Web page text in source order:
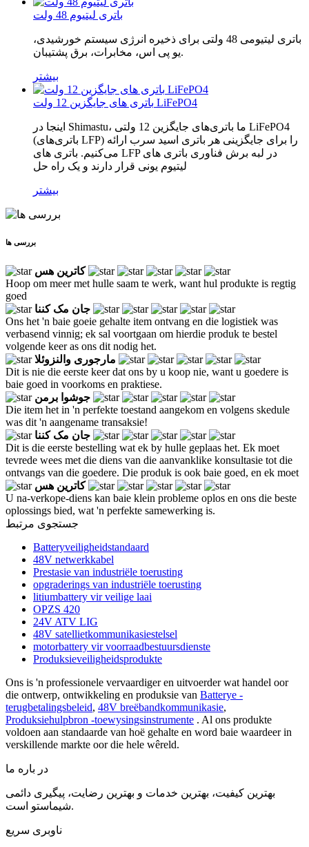
باتری لیتیوم 48 ولت
باتری لیتیومی 48 ولتی برای ذخیره انرژی سیستم خورشیدی،
یو پی اس، مخابرات، برق پشتیبان.
بیشتر
باتری های جایگزین 12 ولت LiFePO4
اینجا در Shimastu، ما باتری‌های جایگزین 12 ولتی LiFePO4
(باتری‌های LFP) را برای جایگزینی هر باتری اسید سرب ارائه
می‌کنیم. باتری های LFP در لبه برش فناوری باتری های
لیتیوم یونی قرار دارند و یک راه حل
بیشتر
بررسی ها
کاترین هس
Hoop om meer met hulle saam te werk, want hul produkte is regtig
goed
جان مک کننا
Ons het 'n baie goeie gehalte item ontvang en die logistiek was
verbasend vinnig; ek sal voortgaan om hierdie produk te bestel
volgende keer as ons dit nodig het.
مارجوری والنزوئلا
Dit is nie die eerste keer dat ons by u koop nie, want u goedere is
baie goed in voorkoms en praktiese.
جوشوا برمن
Die item het in 'n perfekte toestand aangekom en volgens skedule
was dit 'n aangename transaksie!
جان مک کننا
Dit is die eerste bestelling wat ek by hulle geplaas het. Ek moet
tevrede wees met die diens van die aanvanklike konsultasie tot die
ontvangs van die goedere. Die produk is ook baie goed, en ek moet
کاترین هس
U na-verkope-diens kan baie klein probleme oplos en ons die beste
oplossings bied, wat 'n perfekte samewerking is.
جستجوی مرتبط
Batteryveiligheidstandaard
48V netwerkkabel
Prestasie van industriële toerusting
opgraderings van industriële toerusting
litiumbattery vir veilige laai
OPZS 420
24V ATV LIG
48V satellietkommunikasiestelsel
motorbattery vir voorraadbestuursdienste
Produksieveiligheidsprodukte
Ons is 'n professionele vervaardiger en uitvoerder wat handel oor
die ontwerp, ontwikkeling en produksie van Batterye -
terugbetalingsbeleid, 48V breëbandkommunikasie,
Produksiehulpbron -toewysingsinstrumente . Al ons produkte
voldoen aan standaarde van hoë gehalte en word baie waardeer in
verskillende markte oor die hele wêreld.
در باره ما
بهترین کیفیت، بهترین خدمات و بهترین رضایت، پیگیری دائمی
شیماستو است.
ناوبری سریع